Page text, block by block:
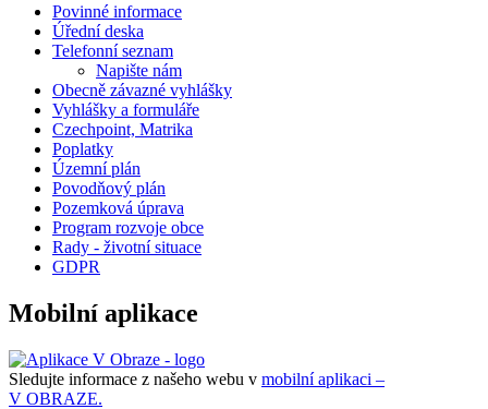
Povinné informace
Úřední deska
Telefonní seznam
Napište nám
Obecně závazné vyhlášky
Vyhlášky a formuláře
Czechpoint, Matrika
Poplatky
Územní plán
Povodňový plán
Pozemková úprava
Program rozvoje obce
Rady - životní situace
GDPR
Mobilní aplikace
Sledujte informace z našeho webu v mobilní aplikaci –
V OBRAZE.